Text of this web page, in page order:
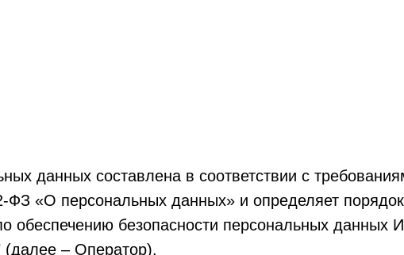
данных составлена в соответствии с
«О персональных данных» и определяет порядок
обеспечению безопасности персональных данных
– Оператор).